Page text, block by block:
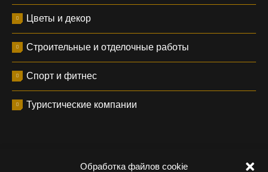
Обработка файлов cookie
Цветы и декор
Строительные и отделочные работы
Спорт и фитнес
Туристические компании